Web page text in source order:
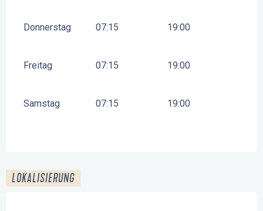
Donnerstag 07:15 19:00
Freitag 07:15 19:00
Samstag 07:15 19:00
LOKALISIERUNG